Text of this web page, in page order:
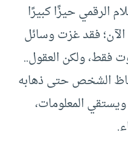
الرقمي حيزًا كبيرًا
الآن؛ فقد غزت وسائل
فقط، ولكن العقول..
الشخص حتى ذهابه
ويستقي المعلومات،